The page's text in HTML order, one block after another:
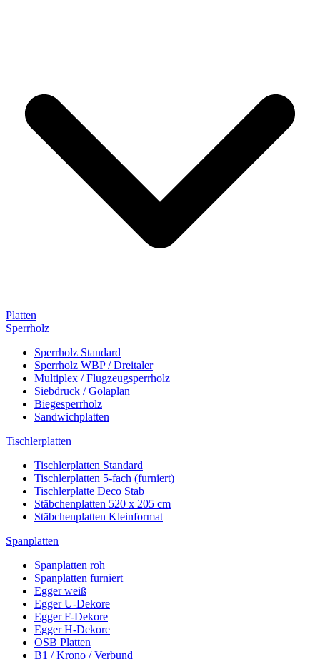
Platten
Sperrholz
Sperrholz Standard
Sperrholz WBP / Dreitaler
Multiplex / Flugzeugsperrholz
Siebdruck / Golaplan
Biegesperrholz
Sandwichplatten
Tischlerplatten
Tischlerplatten Standard
Tischlerplatten 5-fach (furniert)
Tischlerplatte Deco Stab
Stäbchenplatten 520 x 205 cm
Stäbchenplatten Kleinformat
Spanplatten
Spanplatten roh
Spanplatten furniert
Egger weiß
Egger U-Dekore
Egger F-Dekore
Egger H-Dekore
OSB Platten
B1 / Krono / Verbund